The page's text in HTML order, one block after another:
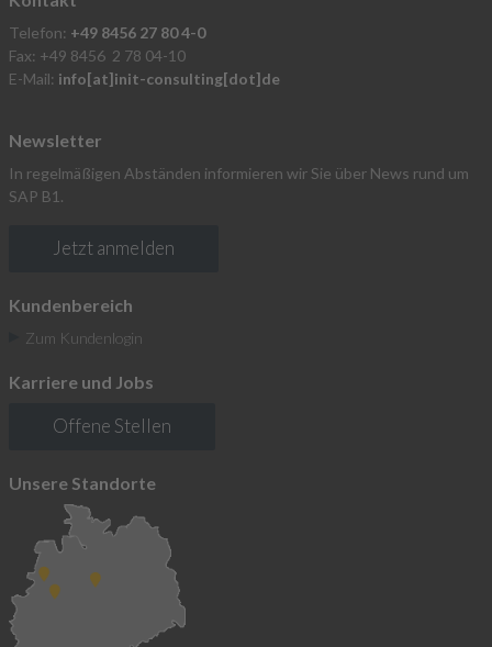
Telefon: +49 8456 27 80 4-0
Fax: +49 8456 2 78 04-10
E-Mail: info[at]init-consulting[dot]de
Newsletter
In regelmäßigen Abständen informieren wir Sie über News rund um
SAP B1.
Jetzt anmelden
Kundenbereich
Zum Kundenlogin
Karriere und Jobs
Offene Stellen
Unsere Standorte